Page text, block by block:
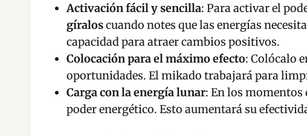
Activación fácil y sencilla: Para activar el
gíraloscuando notes que las energías
capacidad para atraer cambios positivos.
Colocación para el máximo efecto: Colócalo
oportunidades. El mikado trabajará para
Carga con la energía lunar: En los momentos
poder energético. Esto aumentará su